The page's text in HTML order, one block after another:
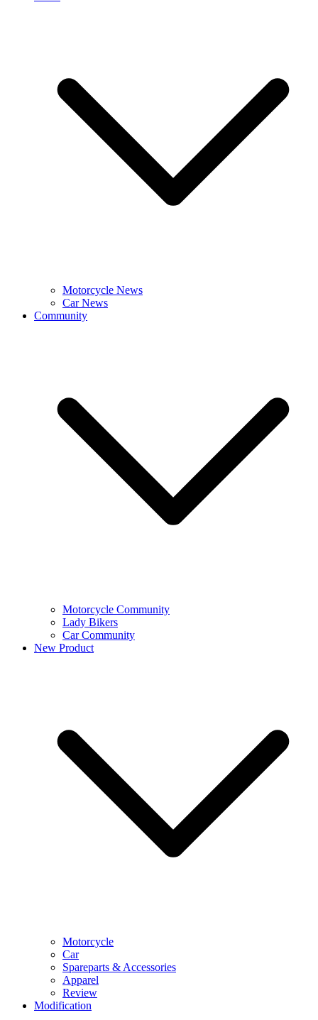
Motorcycle News
Car News
Community
Motorcycle Community
Lady Bikers
Car Community
New Product
Motorcycle
Car
Spareparts & Accessories
Apparel
Review
Modification